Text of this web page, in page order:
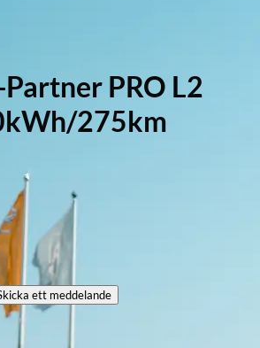
PRO L2
275km
ett meddelande